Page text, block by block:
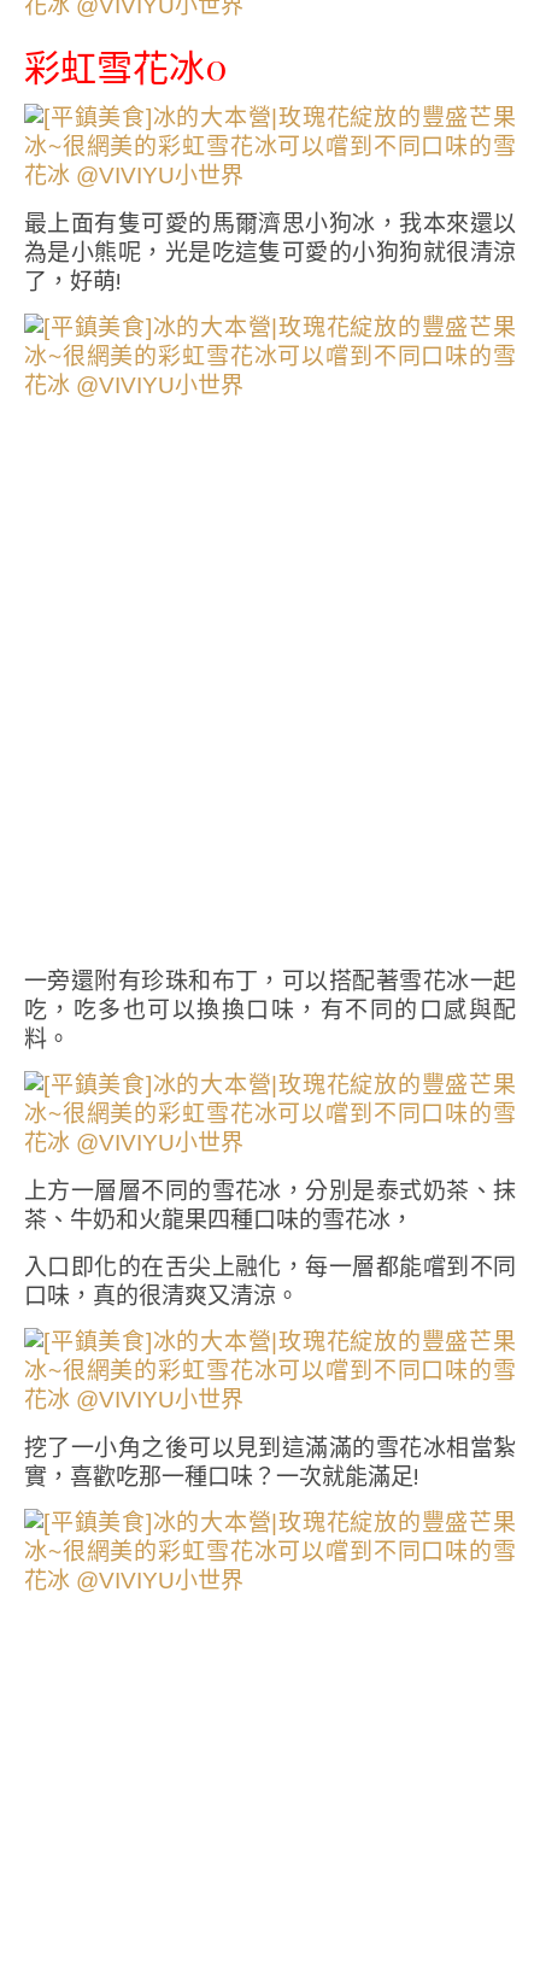
彩虹雪花冰0
最上面有隻可愛的馬爾濟思小狗冰，我本來還以
為是小熊呢，光是吃這隻可愛的小狗狗就很清涼
了，好萌!
一旁還附有珍珠和布丁，可以搭配著雪花冰一起
吃，吃多也可以換換口味，有不同的口感與配
料。
上方一層層不同的雪花冰，分別是泰式奶茶、抹
茶、牛奶和火龍果四種口味的雪花冰，
入口即化的在舌尖上融化，每一層都能嚐到不同
口味，真的很清爽又清涼。
挖了一小角之後可以見到這滿滿的雪花冰相當紮
實，喜歡吃那一種口味？一次就能滿足!